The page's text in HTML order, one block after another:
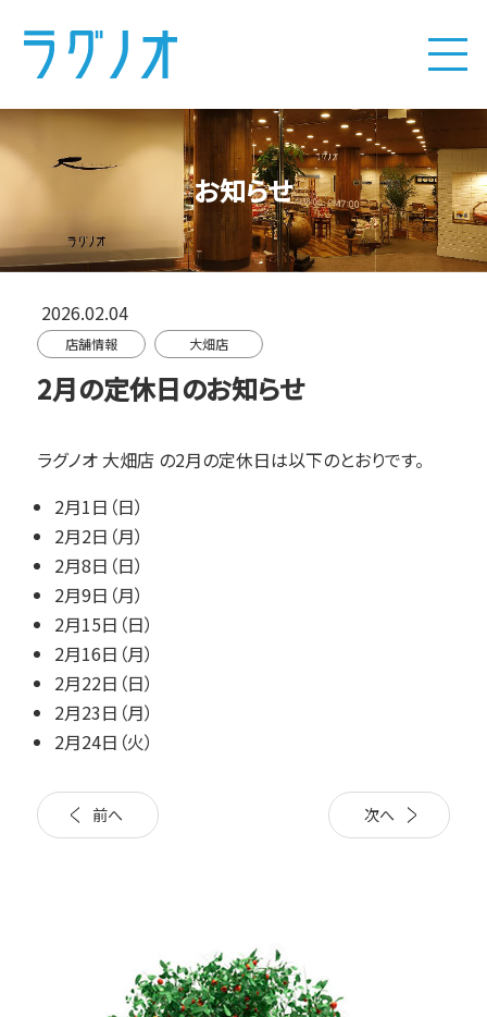
お知らせ
2026.02.04
店舗情報 大畑店
2月の定休日のお知らせ
ラグノオ 大畑店 の2月の定休日は以下のとおりです。
2月1日（日）
2月2日（月）
2月8日（日）
2月9日（月）
2月15日（日）
2月16日（月）
2月22日（日）
2月23日（月）
2月24日（火）
前へ 次へ